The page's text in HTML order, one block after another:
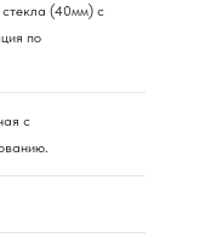
(40мм) с
по
с